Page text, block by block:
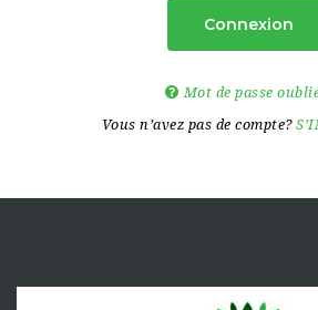
Connexion
Mot de passe
Vous n’avez pas de compte?